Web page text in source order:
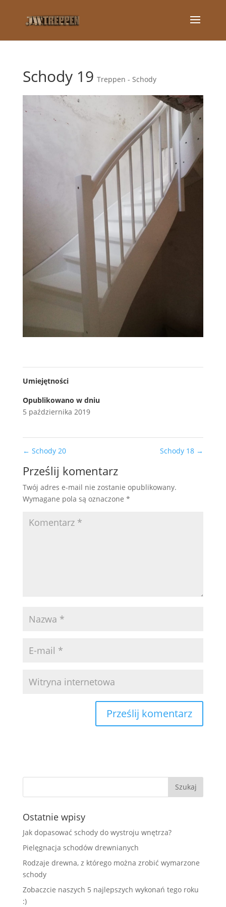
Schody 19 Treppen - Schody
Umiejętności
Opublikowano w dniu
5 października 2019
← Schody 20 Schody 18 →
Prześlij komentarz
Twój adres e-mail nie zostanie opublikowany.
Wymagane pola są oznaczone *
Ostatnie wpisy
Jak dopasować schody do wystroju wnętrza?
Pielęgnacja schodów drewnianych
Rodzaje drewna, z którego można zrobić wymarzone
schody
Zobaczcie naszych 5 najlepszych wykonań tego roku
:)